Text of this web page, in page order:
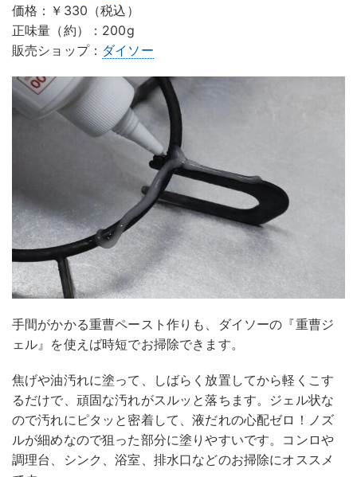
価格：￥330（税込）
正味量（約）：200g
販売ショップ： ダイソー
手間がかかる重曹ペースト作りも、ダイソーの『重曹ジ
ェル』を使えば時短でお掃除できます。
焦げや油汚れに塗って、しばらく放置してから軽くこす
るだけで、頑固な汚れがスルッと落ちます。ジェル状な
ので汚れにピタッと密着して、液だれの心配ゼロ！ノズ
ルが細めなので狙った部分に塗りやすいです。コンロや
調理台、シンク、浴室、排水口などのお掃除にオススメ